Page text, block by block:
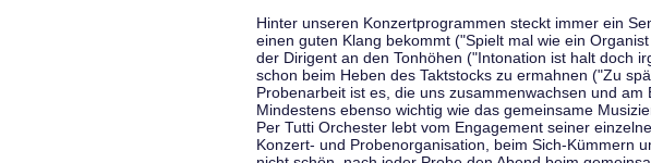
Hinter unseren Konzertprogrammen steckt immer ein
einen guten Klang bekommt ("Spielt mal wie ein
der Dirigent an den Tonhöhen ("Intonation ist halt doch
schon beim Heben des Taktstocks zu ermahnen ("Zu
Probenarbeit ist es, die uns zusammenwachsen und
Mindestens ebenso wichtig wie das gemeinsame
Per Tutti Orchester lebt vom Engagement seiner
Konzert- und Probenorganisation, beim Sich-Kümmern